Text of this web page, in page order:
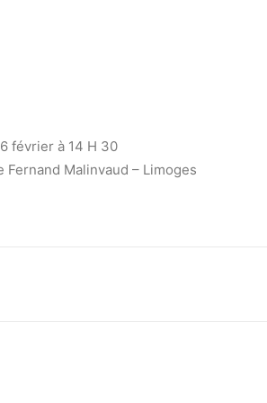
février à 14 H 30
Fernand Malinvaud – Limoges